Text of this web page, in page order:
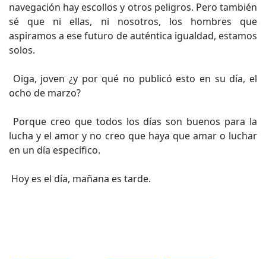
navegación hay escollos y otros peligros. Pero también
sé que ni ellas, ni nosotros, los hombres que
aspiramos a ese futuro de auténtica igualdad, estamos
solos.
Oiga, joven ¿y por qué no publicó esto en su día, el
ocho de marzo?
Porque creo que todos los días son buenos para la
lucha y el amor y no creo que haya que amar o luchar
en un día específico.
Hoy es el día, mañana es tarde.